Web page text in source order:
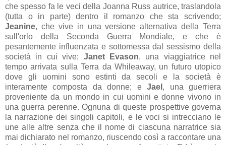
che spesso fa le veci della Joanna Russ autrice, traslandola
(tutta o in parte) dentro il romanzo che sta scrivendo;
Jeanine, che vive in una versione alternativa della Terra
sull'orlo della Seconda Guerra Mondiale, e che è
pesantemente influenzata e sottomessa dal sessismo della
società in cui vive; Janet Evason, una viaggiatrice nel
tempo arrivata sulla Terra da Whileaway, un futuro utopico
dove gli uomini sono estinti da secoli e la società è
interamente composta da donne; eJael , una guerriera
proveniente da un mondo in cui uomini e donne vivono in
una guerra perenne. Ognuna di queste prospettive governa
la narrazione dei singoli capitoli, e le voci si intrecciano le
une alle altre senza che il nome di ciascuna narratrice sia
mai dichiarato nel romanzo, riuscendo così a raccontare una